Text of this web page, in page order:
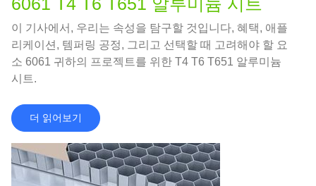
이 기사에서, 우리는 속성을 탐구할 것입니다, 혜택, 애플
리케이션, 템퍼링 공정, 그리고 선택할 때 고려해야 할 요
소 6061 귀하의 프로젝트를 위한 T4 T6 T651 알루미늄
시트.
더 읽어보기